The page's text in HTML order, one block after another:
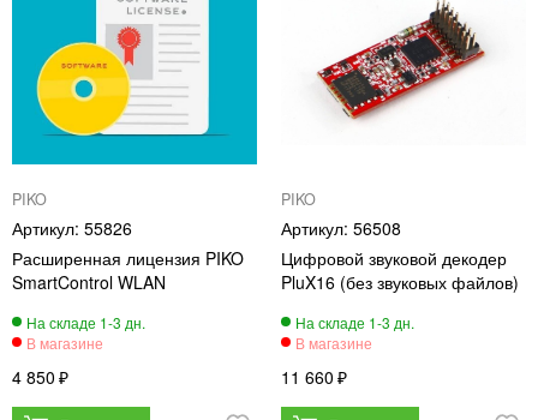
PIKO
55826
Расширенная лицензия PIKO
SmartControl WLAN
4 850
PIKO
56508
Цифровой звуковой декодер
PluX16 (без звуковых файлов)
11 660